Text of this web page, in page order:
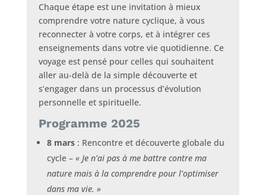
Chaque étape est une invitation à mieux
comprendre votre nature cyclique, à vous
reconnecter à votre corps, et à intégrer ces
enseignements dans votre vie quotidienne. Ce
voyage est pensé pour celles qui souhaitent
aller au-delà de la simple découverte et
s’engager dans un processus d’évolution
personnelle et spirituelle.
Programme 2025
8 mars: Rencontre et découverte globale du
cycle – « Je n’ai pas à me battre contre ma
nature mais à la comprendre pour l’optimiser
dans ma vie. »